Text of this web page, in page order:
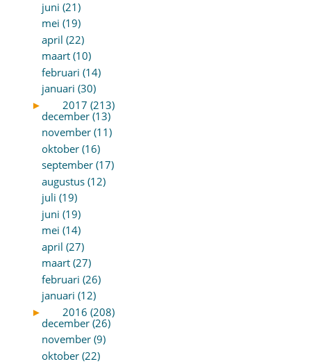
juni (21)
mei (19)
april (22)
maart (10)
februari (14)
januari (30)
►
2017 (213)
december (13)
november (11)
oktober (16)
september (17)
augustus (12)
juli (19)
juni (19)
mei (14)
april (27)
maart (27)
februari (26)
januari (12)
►
2016 (208)
december (26)
november (9)
oktober (22)